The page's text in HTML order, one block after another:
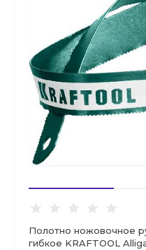
Полотно ножовочное
гибкое KRAFTOOL